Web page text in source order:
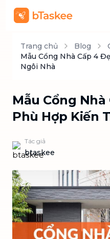
Trang chủ Blog
Mẫu Cổng Nhà Cấp 4
Ngôi Nhà
Mẫu Cổng Nhà
Phù Hợp Kiến
Tác giả
btaskee